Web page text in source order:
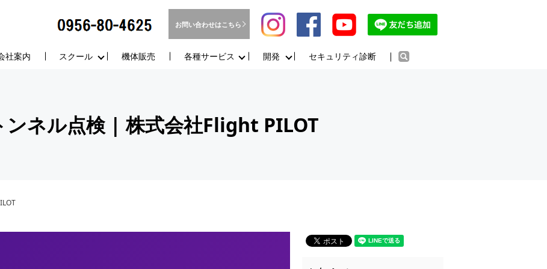
社案内 スクール 機体販売 各種サービス 開発 セキュリティ診断 search
お問い合わせはこちら
ンネル点検 | 株式会社Flight PILOT